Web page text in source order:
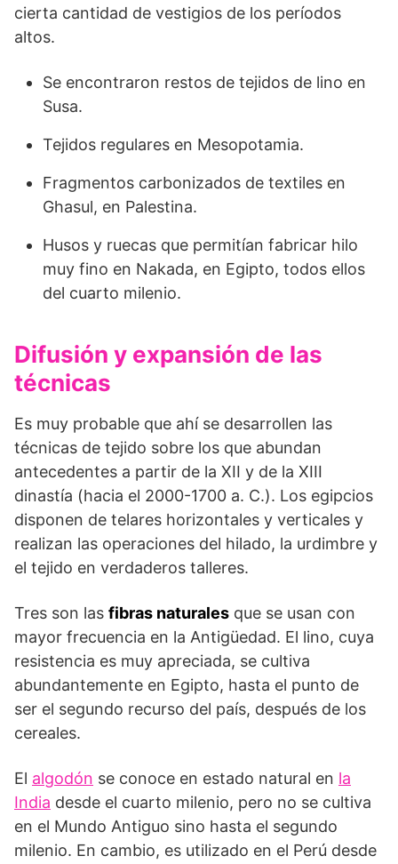
cierta cantidad de vestigios de los períodos
altos.
Se encontraron restos de tejidos de lino en
Susa.
Tejidos regulares en Mesopotamia.
Frag­mentos carbonizados de textiles en
Ghasul, en Palestina.
Husos y ruecas que permitían fabri­car hilo
muy fino en Nakada, en Egipto, todos ellos
del cuarto milenio.
Difusión y expansión de las
técnicas
Es muy probable que ahí se desarrollen las
técnicas de tejido sobre los que abundan
antecedentes a partir de la XII y de la XIII
dinastía (hacia el 2000-1700 a. C.). Los egipcios
disponen de telares horizontales y verticales y
realizan las operaciones del hilado, la urdimbre y
el tejido en verdaderos talleres.
Tres son las fibras naturales que se usan con
mayor frecuencia en la Antigüedad. El lino, cuya
resistencia es muy apreciada, se cultiva
abundantemente en Egipto, hasta el punto de
ser el segundo recurso del país, después de los
cereales.
El algodón se conoce en estado natural en la
India desde el cuarto milenio, pero no se cultiva
en el Mundo Antiguo sino hasta el segundo
milenio. En cambio, es utilizado en el Perú desde